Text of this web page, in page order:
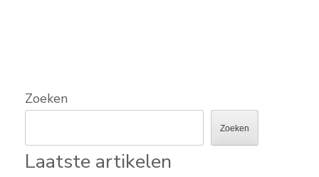
Zoeken
Zoeken
Laatste artikelen